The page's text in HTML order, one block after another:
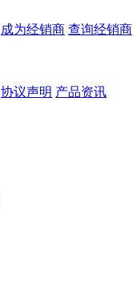
成为经销商 查询经销商
协议声明 产品资讯